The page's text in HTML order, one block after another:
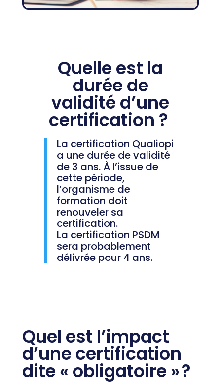
Quelle est la
durée de
validité d’une
certification ?
La certification Qualiopi
a une durée de validité
de 3 ans. À l’issue de
cette période,
l’organisme de
formation doit
renouveler sa
certification.
La certification PSDM
sera probablement
délivrée pour 4 ans.
Quel est l’impact
d’une certification
dite « obligatoire » ?